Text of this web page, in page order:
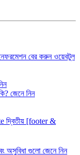
বের করুন ওয়েবটুল
জেনে নিন
দ্বিতীয় [footer &
অসুবিধা গুলো জেনে নিন